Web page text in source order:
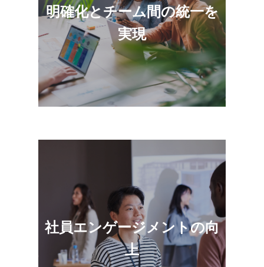
明確化とチーム間の統一を
実現
誰もがブランドメッセージとその正しい表
現方法を理解するようになります。
社員エンゲージメントの向
上
明確で心に響くブランドアイデンティティによ
り、社員の目的意識が高まり、企業文化もより
明確になります。